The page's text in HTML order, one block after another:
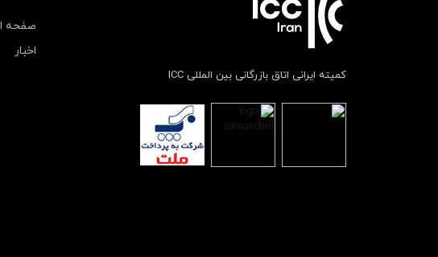
کمیته ایرانی اتاق بازرگانی بین المللی ICC
صفحه
اخبار